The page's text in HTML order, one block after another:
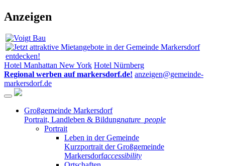
Anzeigen
Hotel Manhattan New York Hotel Nürnberg
Regional werben auf markersdorf.de! anzeigen@gemeinde-
markersdorf.de
Großgemeinde Markersdorf
Portrait, Landleben & Bildungnature_people
Portrait
Leben in der Gemeinde
Kurzportrait der Großgemeinde
Markersdorfaccessibility